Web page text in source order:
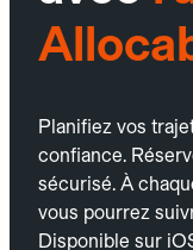
Planifiez vos
confiance.
sécurisé. À
vous pourrez
Disponible sur